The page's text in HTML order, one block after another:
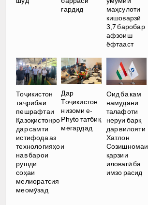
гардид
маҳсулоти
кишоварзӣ
3,7 баробар
афзоиш
ёфтааст
Тоҷикистон
таҷрибаи
пешрафтаи
Қазоқистонро
дар самти
истифода аз
технологияҳои
нав барои
рушди
соҳаи
мелиоратсия
меомӯзад
Дар
Тоҷикистон
низоми e-
Phyto татбиқ
мегардад
Оид ба кам
намудани
талафоти
неруи барқ
дар вилояти
Хатлон
Созишномаи
қарзии
иловагӣ ба
имзо расид